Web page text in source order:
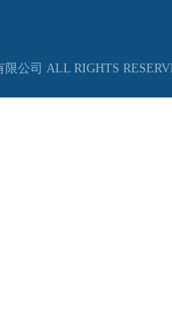
公司 ALL RIGHTS